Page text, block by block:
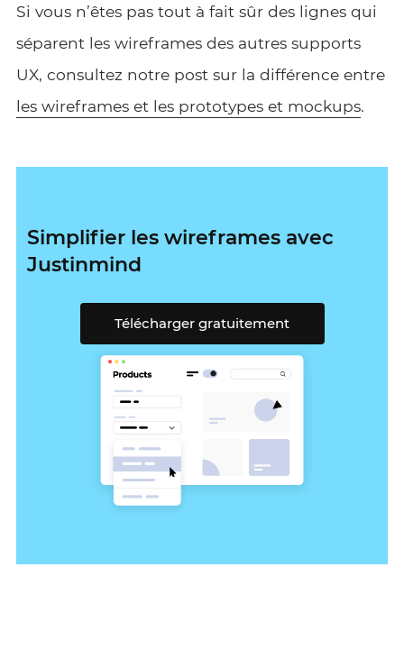
Si vous n’êtes pas tout à fait sûr des lignes qui
séparent les wireframes des autres supports
UX, consultez notre post sur la différence entre
les wireframes et les prototypes et mockups.
Simplifier les wireframes avec
Justinmind
Télécharger gratuitement